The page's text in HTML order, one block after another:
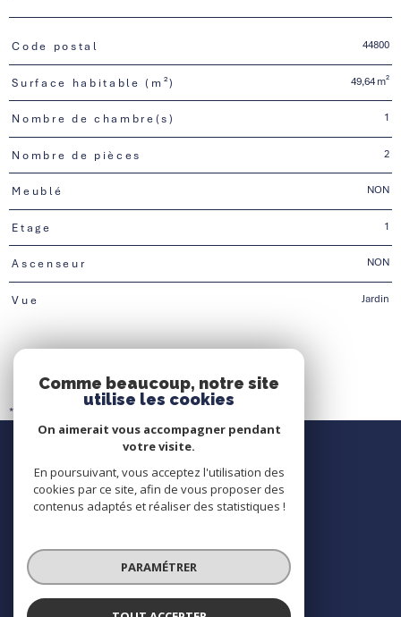
TRAD_PAMPERO_Caracteristique
Code postal 44800
Surface habitable (m²) 49,64 m²
Nombre de chambre(s) 1
Nombre de pièces 2
Meublé NON
Etage 1
Ascenseur NON
Vue Jardin
* CC : Charges comprises
Nous contacter
Contact
Nous suivre
Comme beaucoup, notre site
utilise les cookies
On aimerait vous accompagner pendant
votre visite.
En poursuivant, vous acceptez l'utilisation des
cookies par ce site, afin de vous proposer des
contenus adaptés et réaliser des statistiques !
PARAMÉTRER